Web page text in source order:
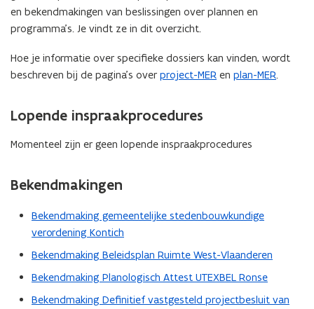
.
-
c
r
n
n
.
-
c
r
n
n
r
e
e
i
n
r
e
e
n
i
n
f
e
t
r
p
r
a
g
:
i
h
t
f
e
t
r
p
r
a
g
:
i
h
t
en bekendmakingen van beslissingen over plannen en
programma’s. Je vindt ze in dit overzicht.
Hoe je informatie over specifieke dossiers kan vinden, wordt
beschreven bij de pagina’s over project-MER en plan-MER.
Lopende inspraakprocedures
Momenteel zijn er geen lopende inspraakprocedures
Bekendmakingen
Bekendmaking gemeentelijke stedenbouwkundige
verordening Kontich
Bekendmaking Beleidsplan Ruimte West-Vlaanderen
Bekendmaking Planologisch Attest UTEXBEL Ronse
Bekendmaking Definitief vastgesteld projectbesluit van